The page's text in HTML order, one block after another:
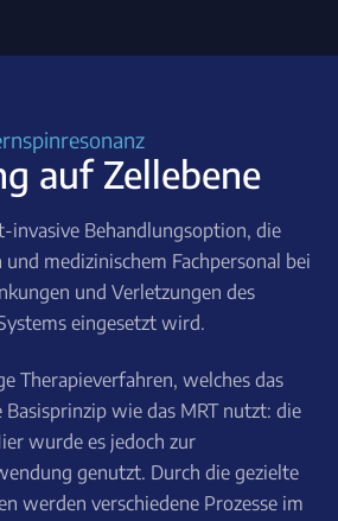
auf Zellebene
invasive Behandlungsoption, die
medizinischem Fachpersonal bei
und Verletzungen des
eingesetzt wird.
Therapieverfahren, welches das
Basisprinzip wie das MRT nutzt: die
wurde es jedoch zur
genutzt. Durch die gezielte
werden verschiedene Prozesse im